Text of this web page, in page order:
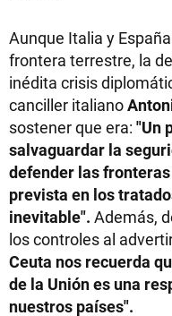
Aunque Italia y
frontera terrestre, la
inédita crisis
canciller italiano
sostener que era: "Un
salvaguardar la
defender las
prevista en los
inevitable". Además,
los controles al
Ceuta nos recuerda
de la Unión es una
nuestros países".